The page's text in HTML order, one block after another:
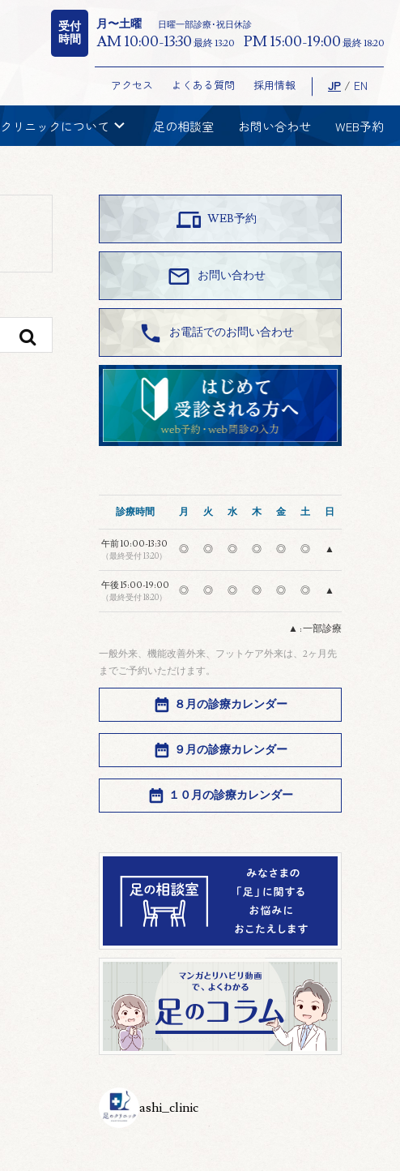
受付
時間
月〜土曜 日曜一部診療･祝日休診
AM 10:00-13:30 最終 13:20 PM 15:00-19:00 最終 18:20
アクセス よくある質問 採用情報 JP / EN
クリニックについて chevron_right 足の相談室 お問い合わせ WEB予約
Search
 WEB予約
 お問い合わせ
 お電話でのお問い合わせ
診療時間 月 火 水 木 金 土 日
午前10:00-13:30
（最終受付 13:20）
◎ ◎ ◎ ◎ ◎ ◎ ▲
午後 15:00-19:00
（最終受付 18:20）
◎ ◎ ◎ ◎ ◎ ◎ ▲
▲ : 一部診療
一般外来、機能改善外来、フットケア外来は、2ヶ月先
までご予約いただけます。
８月の診療カレンダー
９月の診療カレンダー
１０月の診療カレンダー
ashi_clinic